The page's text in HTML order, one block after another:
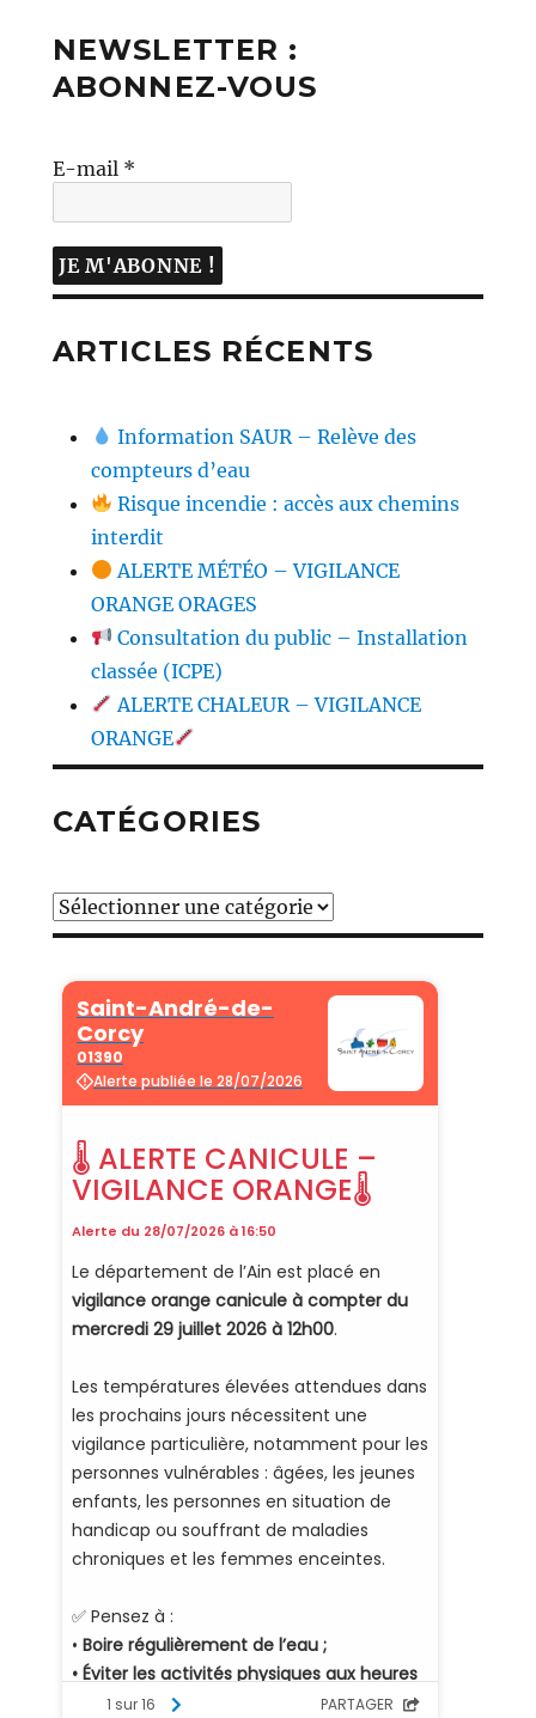
NEWSLETTER :
ABONNEZ-VOUS
E-mail *
ARTICLES RÉCENTS
Information SAUR – Relève des
compteurs d’eau
Risque incendie : accès aux chemins
interdit
ALERTE MÉTÉO – VIGILANCE
ORANGE ORAGES
Consultation du public – Installation
classée (ICPE)
ALERTE CHALEUR – VIGILANCE
ORANGE
CATÉGORIES
Catégories